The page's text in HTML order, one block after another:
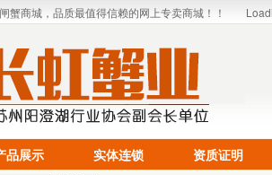
蟹商城，品质最值得信赖的网上专卖商城！！
品展示 实体连锁 资质证明